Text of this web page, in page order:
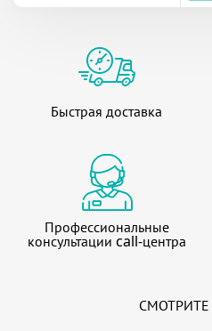
Быстрая доставка
Профессиональные
консультации call-центра